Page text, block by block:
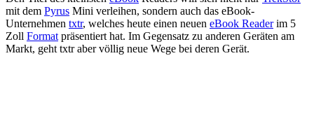
mit dem Pyrus Mini verleihen, sondern auch das eBook-
Unternehmen txtr, welches heute einen neuen eBook Readerim 5
Zoll Formatpräsentiert hat. Im Gegensatz zu anderen Geräten am
Markt, geht txtr aber völlig neue Wege bei deren Gerät.